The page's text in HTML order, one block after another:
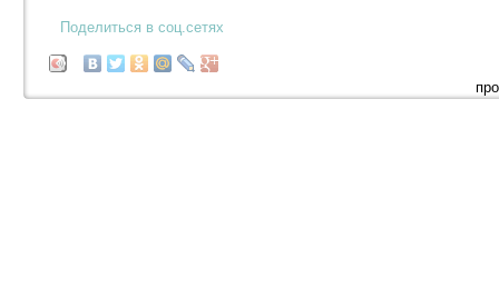
Поделиться в соц.сетях